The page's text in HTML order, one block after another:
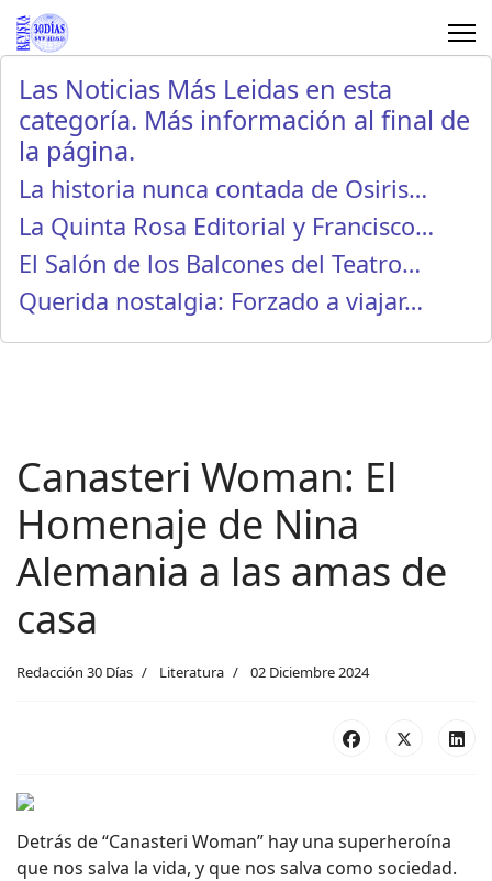
Las Noticias Más Leidas en esta
categoría. Más información al final de
la página.
La historia nunca contada de Osiris…
La Quinta Rosa Editorial y Francisco…
El Salón de los Balcones del Teatro…
Querida nostalgia: Forzado a viajar…
Canasteri Woman: El
Homenaje de Nina
Alemania a las amas de
casa
Redacción 30 Días Literatura 02 Diciembre 2024
Detrás de “Canasteri Woman” hay una superheroína
que nos salva la vida, y que nos salva como sociedad.